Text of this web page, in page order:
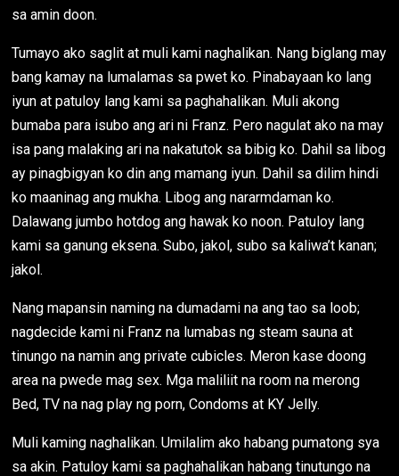
sa amin doon.
Tumayo ako saglit at muli kami naghalikan. Nang biglang may
bang kamay na lumalamas sa pwet ko. Pinabayaan ko lang
iyun at patuloy lang kami sa paghahalikan. Muli akong
bumaba para isubo ang ari ni Franz. Pero nagulat ako na may
isa pang malaking ari na nakatutok sa bibig ko. Dahil sa libog
ay pinagbigyan ko din ang mamang iyun. Dahil sa dilim hindi
ko maaninag ang mukha. Libog ang nararmdaman ko.
Dalawang jumbo hotdog ang hawak ko noon. Patuloy lang
kami sa ganung eksena. Subo, jakol, subo sa kaliwa’t kanan;
jakol.
Nang mapansin naming na dumadami na ang tao sa loob;
nagdecide kami ni Franz na lumabas ng steam sauna at
tinungo na namin ang private cubicles. Meron kase doong
area na pwede mag sex. Mga maliliit na room na merong
Bed, TV na nag play ng porn, Condoms at KY Jelly.
Muli kaming naghalikan. Umilalim ako habang pumatong sya
sa akin. Patuloy kami sa paghahalikan habang tinutungo na